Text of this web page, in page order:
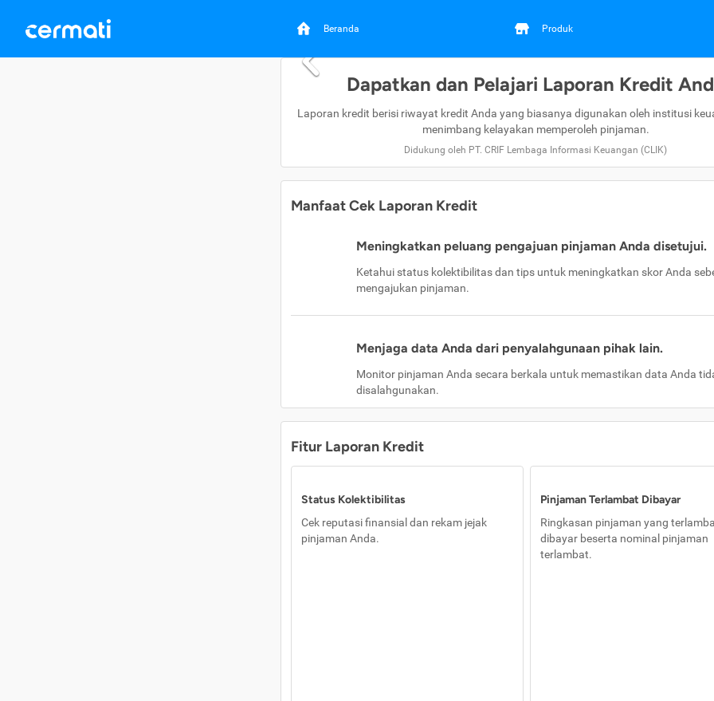
Beranda Produk
Dapatkan dan Pelajari Laporan Kredit
Laporan kredit berisi riwayat kredit Anda yang biasanya digunakan oleh institusi
menimbang kelayakan memperoleh pinjaman.
Didukung oleh PT. CRIF Lembaga Informasi Keuangan (CLIK)
Manfaat Cek Laporan Kredit
Meningkatkan peluang pengajuan pinjaman Anda disetujui.
Ketahui status kolektibilitas dan tips untuk meningkatkan skor Anda
mengajukan pinjaman.
Menjaga data Anda dari penyalahgunaan pihak lain.
Monitor pinjaman Anda secara berkala untuk memastikan data Anda
disalahgunakan.
Fitur Laporan Kredit
Status Kolektibilitas
Cek reputasi finansial dan rekam jejak
pinjaman Anda.
Pinjaman Terlambat Dibayar
Ringkasan pinjaman yang
dibayar beserta nominal pinjaman
terlambat.